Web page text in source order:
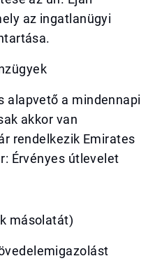
az ingatlanügyi
alapvető a mindennapi
akkor van
rendelkezik Emirates
Érvényes útlevelet
másolatát)